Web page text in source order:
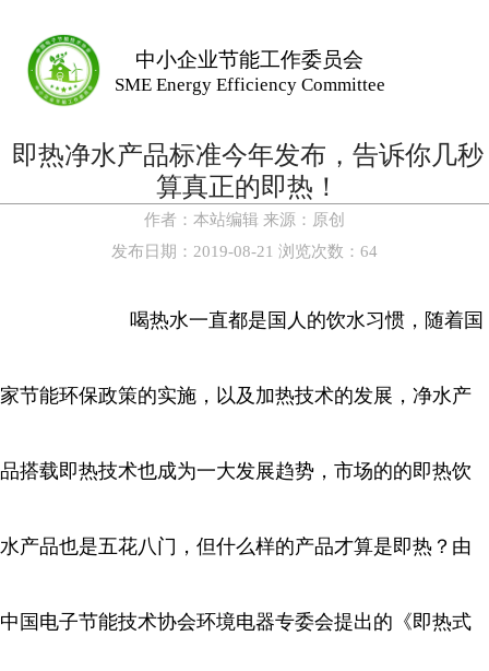
中小企业节能工作委员会
SME Energy Efficiency Committee
即热净水产品标准今年发布，告诉你几秒
算真正的即热！
作者： 本站编辑 来源： 原创
发布日期： 2019-08-21 浏览次数： 64
喝热水一直都是国人的饮水习惯，随着国
家节能环保政策的实施，以及加热技术的发展，净水产
品搭载即热技术也成为一大发展趋势，市场的的即热饮
水产品也是五花八门，但什么样的产品才算是即热？由
中国电子节能技术协会环境电器专委会提出的《即热式